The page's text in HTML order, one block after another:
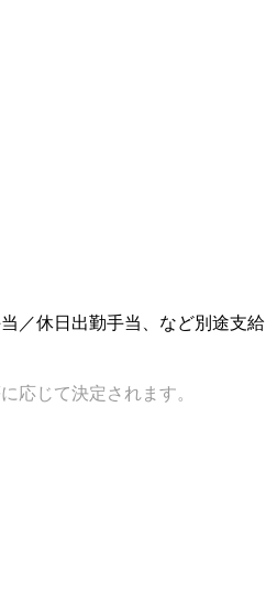
／休日出勤手当、など別途支給
応じて決定されます。